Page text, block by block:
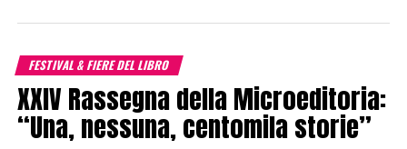
FESTIVAL & FIERE DEL LIBRO
XXIV Rassegna della Microeditoria:
“Una, nessuna, centomila storie”